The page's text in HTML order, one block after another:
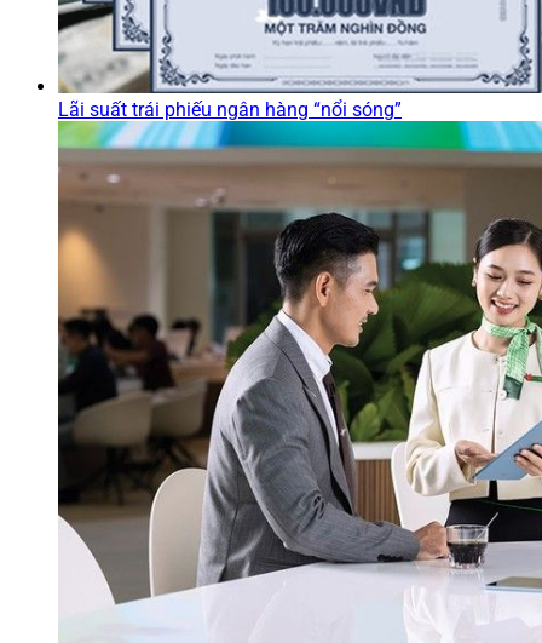
Lãi suất trái phiếu ngân hàng “nổi sóng”